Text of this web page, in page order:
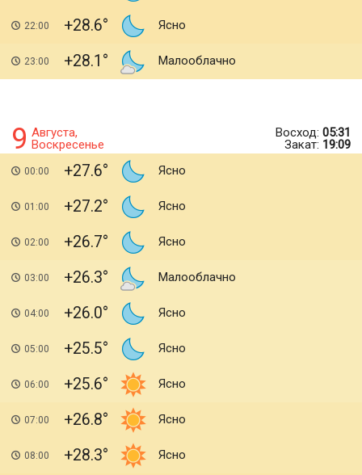
22:00 +28.6 Ясно
23:00 +28.1 Малооблачно
9 Августа,
Воскресенье
Восход: 05:31
Закат: 19:09
00:00 +27.6 Ясно
01:00 +27.2 Ясно
02:00 +26.7 Ясно
03:00 +26.3 Малооблачно
04:00 +26.0 Ясно
05:00 +25.5 Ясно
06:00 +25.6 Ясно
07:00 +26.8 Ясно
08:00 +28.3 Ясно